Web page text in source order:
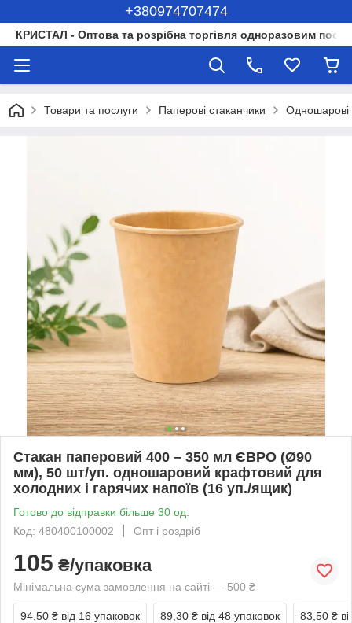
+380974707474
КРИСТАЛ - Оптова та розрібна торгівля одноразовим
Товари та послуги Паперові стаканчики Одношарові
Стакан паперовий 400 – 350 мл ЄВРО (Ø90
мм), 50 шт/уп. одношаровий крафтовий для
холодних і гарячих напоїв (16 уп./ящик)
Готово до відправки більше 30 од.
Код: 480400100002
Опт і роздріб
105 ₴/упаковка
Мінімальна сума замовлення на сайті — 500 ₴
94,50 ₴ від 16 упаковок 89,30 ₴ від 48 упаковок 83,50 ₴